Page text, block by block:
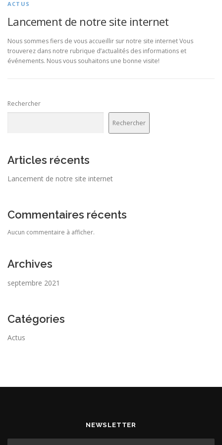
ACTUS
Lancement de notre site internet
Nous sommes fiers de vous accueillir sur notre site internet Vous
trouverez dans notre rubrique d’actualités des informations et
événements. Nous vous souhaitons une bonne visite!
Rechercher
Rechercher
Articles récents
Lancement de notre site internet
Commentaires récents
Aucun commentaire à afficher.
Archives
septembre 2021
Catégories
Actus
NEWSLETTER